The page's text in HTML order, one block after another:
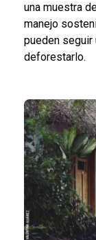
una muestra
manejo
pueden
deforestarlo.